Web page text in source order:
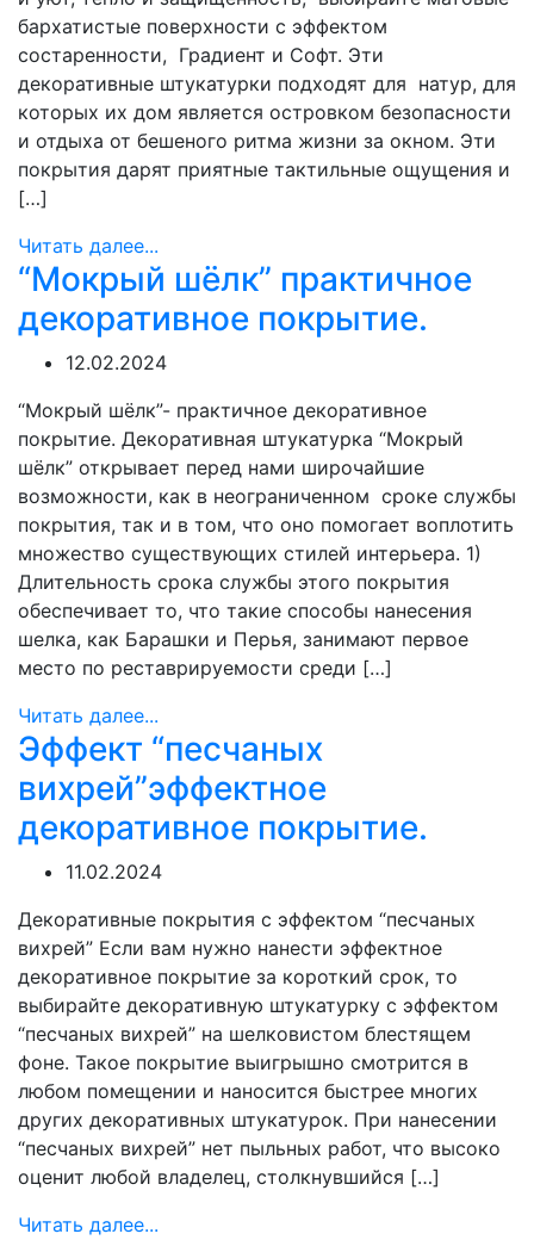
бархатистые поверхности с эффектом
состаренности, Градиент и Софт. Эти
декоративные штукатурки подходят для натур, для
которых их дом является островком безопасности
и отдыха от бешеного ритма жизни за окном. Эти
покрытия дарят приятные тактильные ощущения и
[…]
Читать далее...
“Мокрый шёлк” практичное
декоративное покрытие.
12.02.2024
“Мокрый шёлк”- практичное декоративное
покрытие. Декоративная штукатурка “Мокрый
шёлк” открывает перед нами широчайшие
возможности, как в неограниченном сроке службы
покрытия, так и в том, что оно помогает воплотить
множество существующих стилей интерьера. 1)
Длительность срока службы этого покрытия
обеспечивает то, что такие способы нанесения
шелка, как Барашки и Перья, занимают первое
место по реставрируемости среди […]
Читать далее...
Эффект “песчаных
вихрей”эффектное
декоративное покрытие.
11.02.2024
Декоративные покрытия с эффектом “песчаных
вихрей” Если вам нужно нанести эффектное
декоративное покрытие за короткий срок, то
выбирайте декоративную штукатурку с эффектом
“песчаных вихрей” на шелковистом блестящем
фоне. Такое покрытие выигрышно смотрится в
любом помещении и наносится быстрее многих
других декоративных штукатурок. При нанесении
“песчаных вихрей” нет пыльных работ, что высоко
оценит любой владелец, столкнувшийся […]
Читать далее...